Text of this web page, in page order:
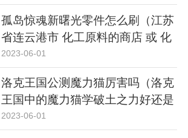
孤岛惊魂新曙光零件怎么刷（江苏
省连云港市 化工原料的商店 或 化
工一条街之类的。我需要氢氧化钾
固定剂 消色剂 稀盐酸 乙醇 甲乙酮
这些。我是实验用的 需求量不是太
多，但要种类比较全）
2023-06-01
洛克王国公测魔力猫厉害吗（洛克
王国中的魔力猫学破土之力好还是
阳光烈焰好）
2023-06-01